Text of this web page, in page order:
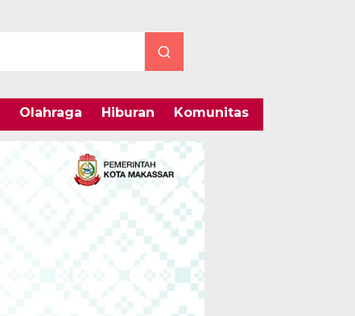
Olahraga Hiburan Komunitas